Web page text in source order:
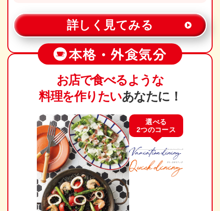
詳しく見てみる
本格・外食気分
お店で食べるような
料理を作りたいあなたに！
選べる
2つのコース